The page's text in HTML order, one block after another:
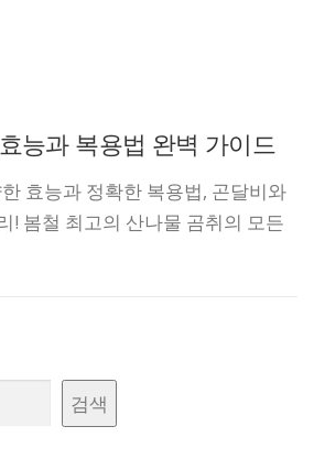
능과 복용법 완벽 가이드
효능과 정확한 복용법, 곤달비와
! 봄철 최고의 산나물 곰취의 모든
검색